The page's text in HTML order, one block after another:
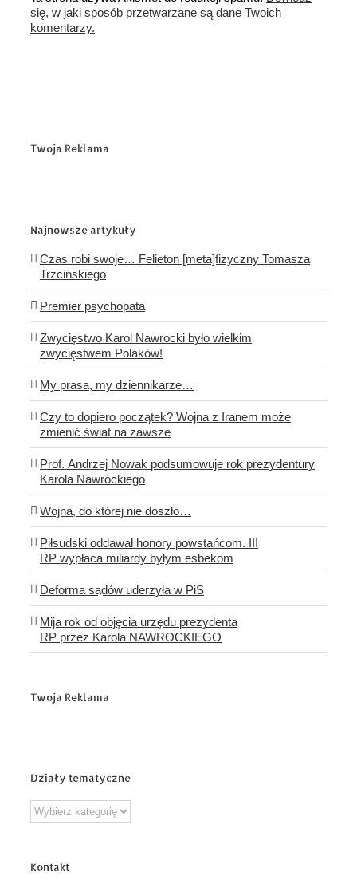
się, w jaki sposób przetwarzane są dane Twoich
komentarzy.
Twoja Reklama
Najnowsze artykuły
Czas robi swoje… Felieton [meta]fizyczny Tomasza
Trzcińskiego
Premier psychopata
Zwycięstwo Karol Nawrocki było wielkim
zwycięstwem Polaków!
My prasa, my dziennikarze…
Czy to dopiero początek? Wojna z Iranem może
zmienić świat na zawsze
Prof. Andrzej Nowak podsumowuje rok prezydentury
Karola Nawrockiego
Wojna, do której nie doszło…
Piłsudski oddawał honory powstańcom. III
RP wypłaca miliardy byłym esbekom
Deforma sądów uderzyła w PiS
Mija rok od objęcia urzędu prezydenta
RP przez Karola NAWROCKIEGO
Twoja Reklama
Działy tematyczne
Działy
tematyczne
Kontakt